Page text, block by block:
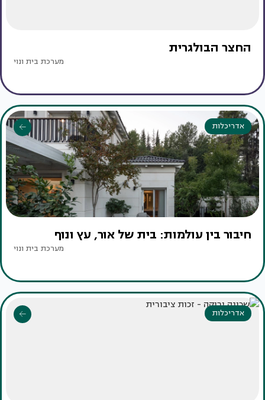
החצר הבולגרית
מערכת בית ונוי
אדריכלות
חיבור בין עולמות: בית של אור, עץ ונוף
מערכת בית ונוי
אדריכלות